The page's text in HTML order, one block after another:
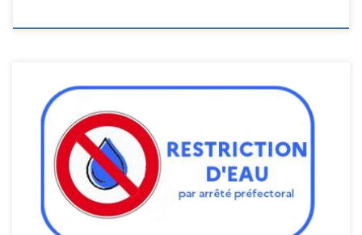
Le préfet de la Charente a placé l’ensemble du département en
niveau ALERTE en raison de la sécheresse et du risque de pénurie
d’eau. À compter du 14 juillet à 8h, des restrictions d’utilisation de
l’eau potable s’appliquent sur tout le département, y compris à
Nersac. Restent autorisés : • […]